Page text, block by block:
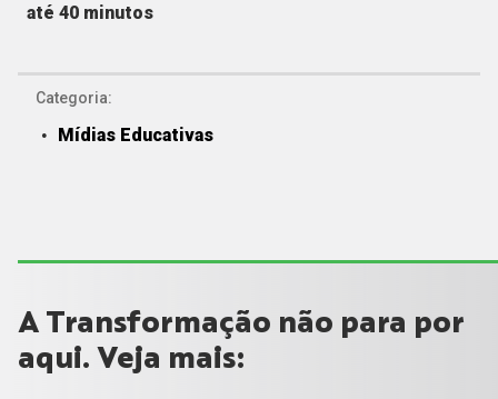
até 40 minutos
Categoria:
Mídias Educativas
A Transformação não para por
aqui. Veja mais: